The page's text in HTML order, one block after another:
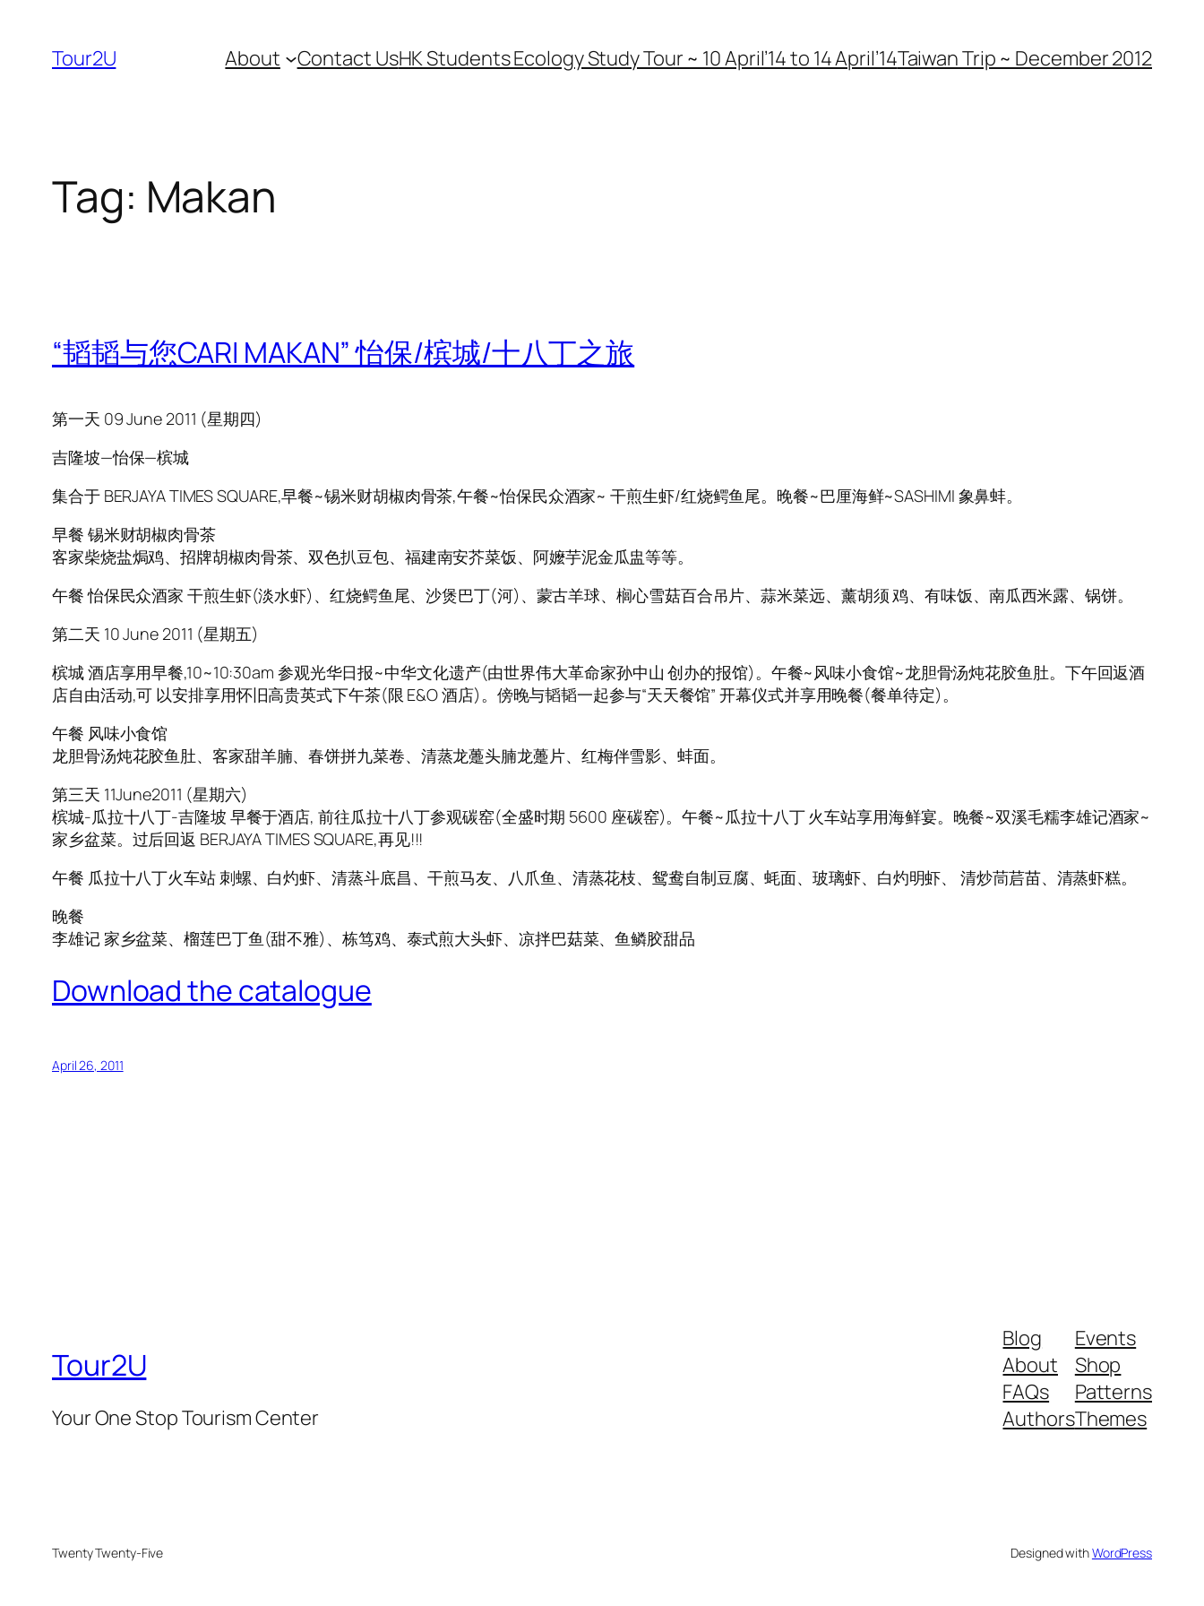
content
Tour2U About Contact UsHK Students Ecology Study Tour ~ 10 April’14 to 14 April’14Taiwan Trip ~ December 2012
Tag: Makan
“韬韬与您CARI MAKAN” 怡保/槟城/十八丁之旅
第一天 09 June 2011 (星期四)
吉隆坡—怡保—槟城
集合于 BERJAYA TIMES SQUARE,早餐~锡米财胡椒肉骨茶,午餐~怡保民众酒家~ 干煎生虾/红烧鳄鱼尾。晚餐~巴厘海鲜~SASHIMI 象鼻蚌。
早餐 锡米财胡椒肉骨茶
客家柴烧盐焗鸡、招牌胡椒肉骨茶、双色扒豆包、福建南安芥菜饭、阿嬤芋泥金瓜盅等等。
午餐 怡保民众酒家 干煎生虾(淡水虾)、红烧鳄鱼尾、沙煲巴丁(河)、蒙古羊球、榈心雪菇百合吊片、蒜米菜远、薰胡须 鸡、有味饭、南瓜西米露、锅饼。
第二天 10 June 2011 (星期五)
槟城 酒店享用早餐,10~10:30am 参观光华日报~中华文化遗产(由世界伟大革命家孙中山 创办的报馆)。午餐~风味小食馆~龙胆骨汤炖花胶鱼肚。下午回返酒
店自由活动,可 以安排享用怀旧高贵英式下午茶(限 E&O 酒店)。傍晚与韬韬一起参与“天天餐馆” 开幕仪式并享用晚餐(餐单待定)。
午餐 风味小食馆
龙胆骨汤炖花胶鱼肚、客家甜羊腩、春饼拼九菜卷、清蒸龙躉头腩龙躉片、红梅伴雪影、蚌面。
第三天 11June2011 (星期六)
槟城-瓜拉十八丁-吉隆坡 早餐于酒店, 前往瓜拉十八丁参观碳窑(全盛时期 5600 座碳窑)。午餐~瓜拉十八丁 火车站享用海鲜宴。晚餐~双溪毛糯李雄记酒家~
家乡盆菜。过后回返 BERJAYA TIMES SQUARE,再见!!!
午餐 瓜拉十八丁火车站 刺螺、白灼虾、清蒸斗底昌、干煎马友、八爪鱼、清蒸花枝、鸳鸯自制豆腐、蚝面、玻璃虾、白灼明虾、 清炒茼茩苗、清蒸虾糕。
晚餐
李雄记 家乡盆菜、榴莲巴丁鱼(甜不雅)、栋笃鸡、泰式煎大头虾、凉拌巴菇菜、鱼鳞胶甜品
Download the catalogue
April 26, 2011
Tour2U
Your One Stop Tourism Center
Blog
About
FAQs
Authors
Events
Shop
Patterns
Themes
Twenty Twenty-Five Designed withWordPress